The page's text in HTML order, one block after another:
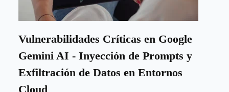
Vulnerabilidades Críticas en Google
Gemini AI - Inyección de Prompts y
Exfiltración de Datos en Entornos
Cloud